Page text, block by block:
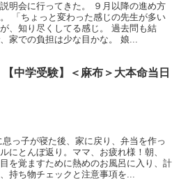
明会に行ってきた。 ９月以降の進め方
「ちょっと変わった感じの先生が多い
、知り尽くしてる感じ。 過去問も結
家での負担は少な目かな。 娘...
【中学受験】＜麻布＞大本命当日
っ子が寝た後、家に戻り、弁当を作っ
にとんぼ返り。ママ、お疲れ様！朝、
を覚ますために熱めのお風呂に入り、計
持ち物チェックと注意事項を...